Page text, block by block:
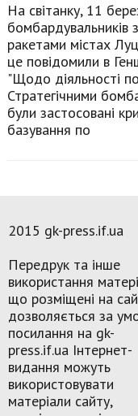
На світанку, 11
бомбардувальників
ракетами містах
це повідомили в
"Щодо діяльності
Стратегічними
були застосовані
базування по
2015 gk-press.if.ua
Передрук та інше
використання
що розміщені на
дозволяється за
посилання на gk-
press.if.ua Інтернет-
видання можуть
використовувати
матеріали сайту,